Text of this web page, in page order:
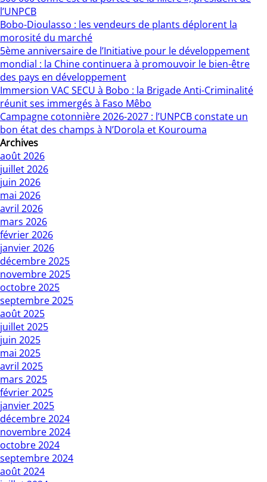
l’UNPCB
Bobo-Dioulasso : les vendeurs de plants déplorent la
morosité du marché
5ème anniversaire de l’Initiative pour le développement
mondial : la Chine continuera à promouvoir le bien-être
des pays en développement
Immersion VAC SECU à Bobo : la Brigade Anti-Criminalité
réunit ses immergés à Faso Mêbo
Campagne cotonnière 2026-2027 : l’UNPCB constate un
bon état des champs à N’Dorola et Kourouma
Archives
août 2026
juillet 2026
juin 2026
mai 2026
avril 2026
mars 2026
février 2026
janvier 2026
décembre 2025
novembre 2025
octobre 2025
septembre 2025
août 2025
juillet 2025
juin 2025
mai 2025
avril 2025
mars 2025
février 2025
janvier 2025
décembre 2024
novembre 2024
octobre 2024
septembre 2024
août 2024